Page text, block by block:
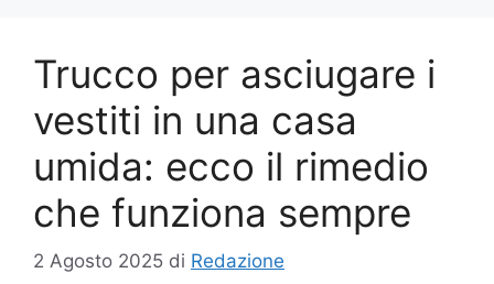
Trucco per asciugare i
vestiti in una casa
umida: ecco il rimedio
che funziona sempre
2 Agosto 2025 di Redazione